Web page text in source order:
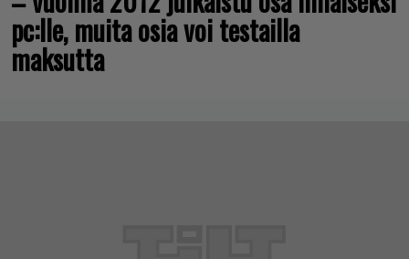
pc:lle, muita osia voi testailla
maksutta